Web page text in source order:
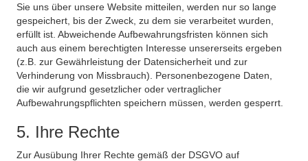
Sie uns über unsere Website mitteilen, werden nur so lange
gespeichert, bis der Zweck, zu dem sie verarbeitet wurden,
erfüllt ist. Abweichende Aufbewahrungsfristen können sich
auch aus einem berechtigten Interesse unsererseits ergeben
(z.B. zur Gewährleistung der Datensicherheit und zur
Verhinderung von Missbrauch). Personenbezogene Daten,
die wir aufgrund gesetzlicher oder vertraglicher
Aufbewahrungspflichten speichern müssen, werden gesperrt.
5. Ihre Rechte
Zur Ausübung Ihrer Rechte gemäß der DSGVO auf